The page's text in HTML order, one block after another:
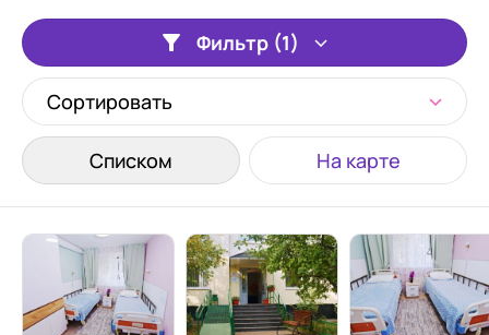
Фильтр (1)
Сортировать
Списком На карте